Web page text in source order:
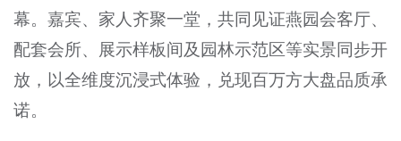
幕。嘉宾、家人齐聚一堂，共同见证燕园会客厅、
配套会所、展示样板间及园林示范区等实景同步开
放，以全维度沉浸式体验，兑现百万方大盘品质承
诺。